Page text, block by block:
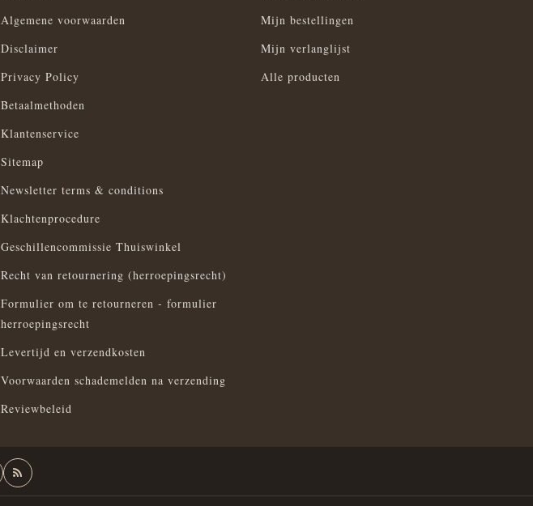
Algemene voorwaarden
Disclaimer
Privacy Policy
Betaalmethoden
Klantenservice
Sitemap
Newsletter terms & conditions
Klachtenprocedure
Geschillencommissie Thuiswinkel
Recht van retournering (herroepingsrecht)
Formulier om te retourneren - formulier
herroepingsrecht
Levertijd en verzendkosten
Voorwaarden schademelden na verzending
Reviewbeleid
Mijn bestellingen
Mijn verlanglijst
Alle producten